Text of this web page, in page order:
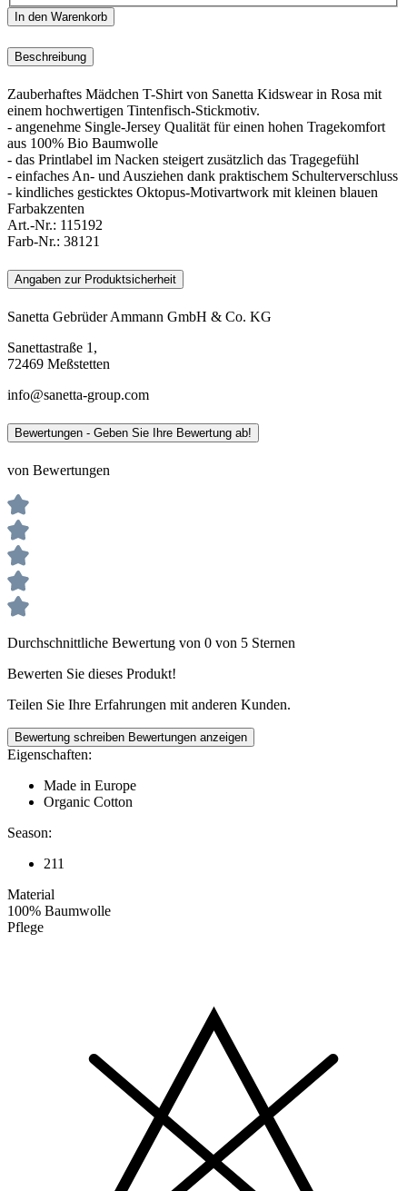
In den Warenkorb
Beschreibung
Zauberhaftes Mädchen T-Shirt von Sanetta Kidswear in Rosa mit
einem hochwertigen Tintenfisch-Stickmotiv.
- angenehme Single-Jersey Qualität für einen hohen Tragekomfort
aus 100% Bio Baumwolle
- das Printlabel im Nacken steigert zusätzlich das Tragegefühl
- einfaches An- und Ausziehen dank praktischem Schulterverschluss
- kindliches gesticktes Oktopus-Motivartwork mit kleinen blauen
Farbakzenten
Art.-Nr.: 115192
Farb-Nr.: 38121
Angaben zur Produktsicherheit
Sanetta Gebrüder Ammann GmbH & Co. KG
Sanettastraße 1,
72469 Meßstetten
info@sanetta-group.com
Bewertungen - Geben Sie Ihre Bewertung ab!
von Bewertungen
Durchschnittliche Bewertung von 0 von 5 Sternen
Bewerten Sie dieses Produkt!
Teilen Sie Ihre Erfahrungen mit anderen Kunden.
Bewertung schreiben Bewertungen anzeigen
Eigenschaften:
Made in Europe
Organic Cotton
Season:
211
Material
100% Baumwolle
Pflege